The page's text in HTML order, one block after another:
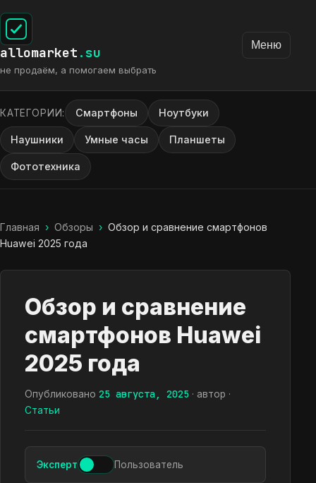
allomarket .su
не продаём, а помогаем выбрать
Меню
КАТЕГОРИИ: Смартфоны Ноутбуки
Наушники Умные часы Планшеты
Фототехника
Главная › Обзоры › Обзор и сравнение смартфонов
Huawei 2025 года
Обзор и сравнение
смартфонов Huawei
2025 года
Опубликовано 25 августа, 2025 · автор ·
Статьи
Эксперт Пользователь